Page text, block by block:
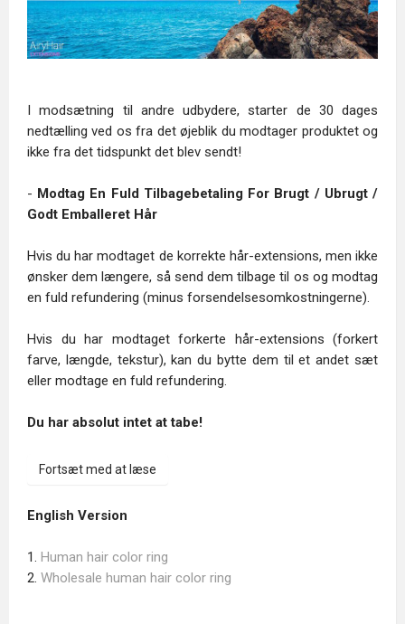
I modsætning til andre udbydere, starter de 30 dages
nedtælling ved os fra det øjeblik du modtager produktet og
ikke fra det tidspunkt det blev sendt!
- Modtag En Fuld Tilbagebetaling For Brugt / Ubrugt /
Godt Emballeret Hår
Hvis du har modtaget de korrekte hår-extensions, men ikke
ønsker dem længere, så send dem tilbage til os og modtag
en fuld refundering (minus forsendelsesomkostningerne).
Hvis du har modtaget forkerte hår-extensions (forkert
farve, længde, tekstur), kan du bytte dem til et andet sæt
eller modtage en fuld refundering.
Du har absolut intet at tabe!
Fortsæt med at læse
English Version
1. Human hair color ring
2. Wholesale human hair color ring